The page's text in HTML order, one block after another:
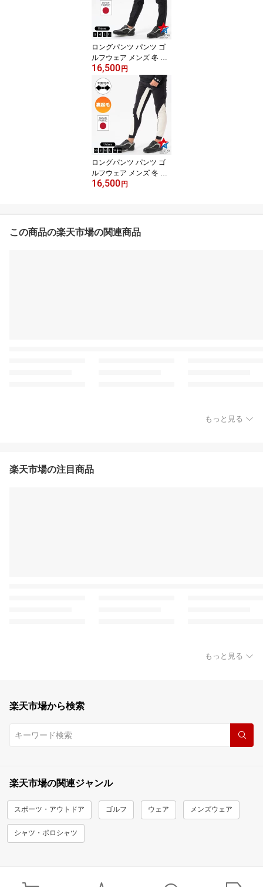
ロングパンツ パンツ ゴ
ルフウェア メンズ 冬 ゴ
ルフパンツ 裏起毛 防寒
厚手 撥水 ナイロン ブラ
ック 黒 ファイブスター
おしゃれ シンプル 40代
50代
16,500円
ロングパンツ パンツ ゴ
ルフウェア メンズ 冬 ジ
ョガーパンツ ゴルフパン
ブスター おしゃれ シン
プル 40代 50代
16,500円
この商品の楽天市場の関連商品
もっと見る
楽天市場の注目商品
もっと見る
楽天市場から検索
楽天市場の関連ジャンル
スポーツ・アウトドア ゴルフ ウェア メンズウェア
シャツ・ポロシャツ